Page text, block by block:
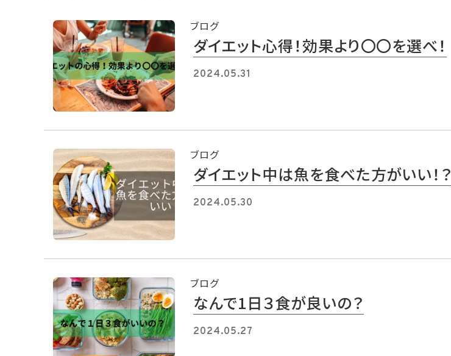
ブログ
ダイエット心得！効果より〇〇を選べ！
2024.05.31
ブログ
ダイエット中は魚を食べた方がいい！？
2024.05.30
ブログ
なんで1日３食が良いの？
2024.05.27